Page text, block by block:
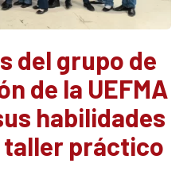
del grupo de
de la UEFMA
habilidades
taller práctico